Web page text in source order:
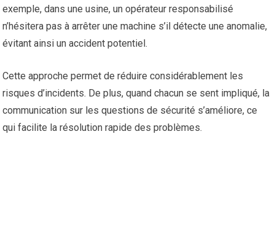
exemple, dans une usine, un opérateur responsabilisé
n’hésitera pas à arrêter une machine s’il détecte une anomalie,
évitant ainsi un accident potentiel.
Cette approche permet de réduire considérablement les
risques d’incidents. De plus, quand chacun se sent impliqué, la
communication sur les questions de sécurité s’améliore, ce
qui facilite la résolution rapide des problèmes.